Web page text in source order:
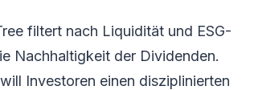
filtert nach Liquidität und ESG-
Nachhaltigkeit der Dividenden.
Investoren einen disziplinierten